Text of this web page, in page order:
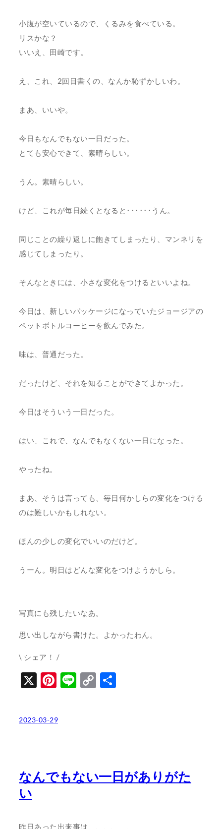
小腹が空いているので、くるみを食べている。
リスかな？
いいえ、田崎です。
え、これ、2回目書くの、なんか恥ずかしいわ。
まあ、いいや。
今日もなんでもない一日だった。
とても安心できて、素晴らしい。
うん。素晴らしい。
けど、これが毎日続くとなると･･････うん。
同じことの繰り返しに飽きてしまったり、マンネリを
感じてしまったり。
そんなときには、小さな変化をつけるといいよね。
今日は、新しいパッケージになっていたジョージアの
ペットボトルコーヒーを飲んでみた。
味は、普通だった。
だったけど、それを知ることができてよかった。
今日はそういう一日だった。
はい、これで、なんでもなくない一日になった。
やったね。
まあ、そうは言っても、毎日何かしらの変化をつける
のは難しいかもしれない。
ほんの少しの変化でいいのだけど。
うーん。明日はどんな変化をつけようかしら。
写真にも残したいなあ。
思い出しながら書けた。よかったわん。
\ シェア！ /
X Pinterest
LineCopy
2023-03-29
なんでもない一日がありがた
い
昨日あった出来事は、、、、 、